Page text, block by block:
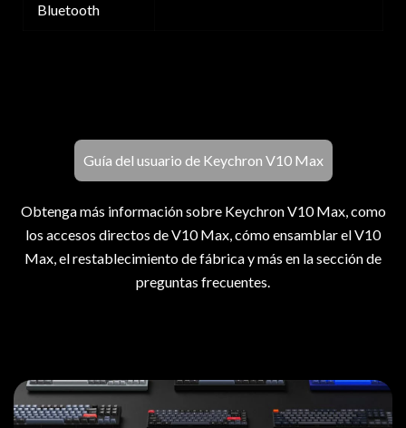
Bluetooth
Guía del usuario de Keychron V10 Max
Obtenga más información sobre Keychron V10 Max, como
los accesos directos de V10 Max, cómo ensamblar el V10
Max, el restablecimiento de fábrica y más en la sección de
preguntas frecuentes.